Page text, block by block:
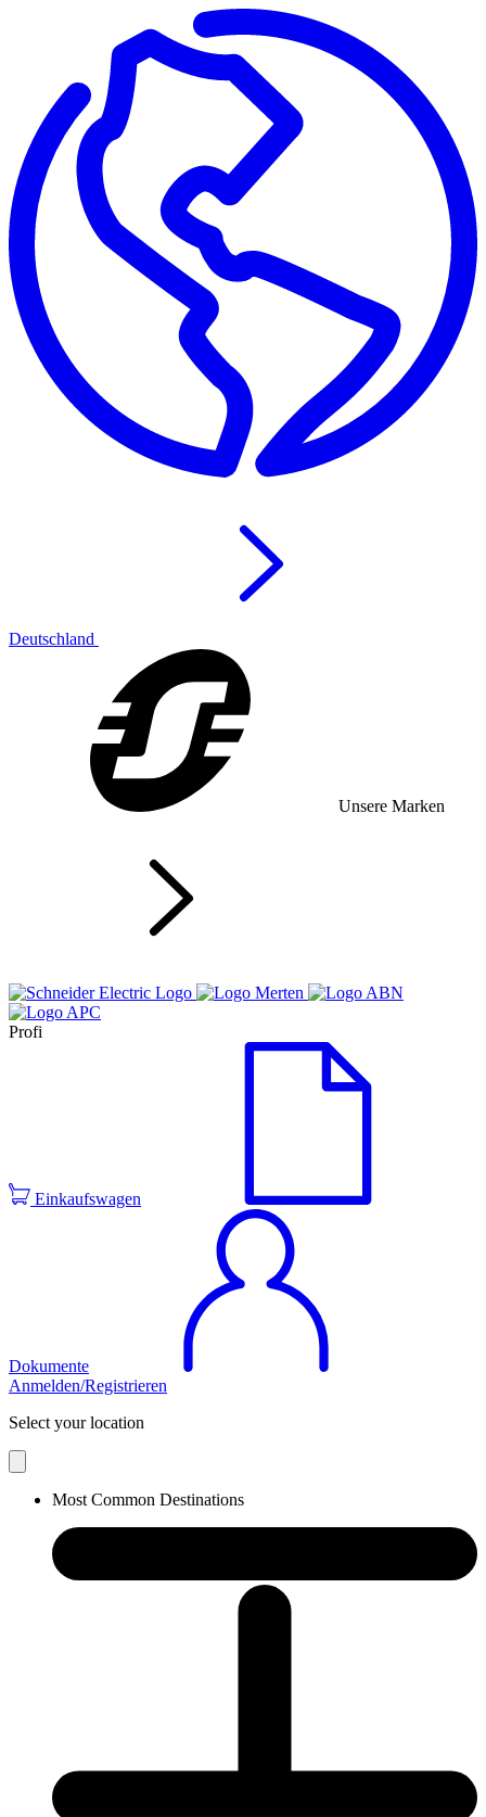
Deutschland
Unsere Marken
Profi
Einkaufswagen
Dokumente
Anmelden/Registrieren
Select your location
Most Common Destinations